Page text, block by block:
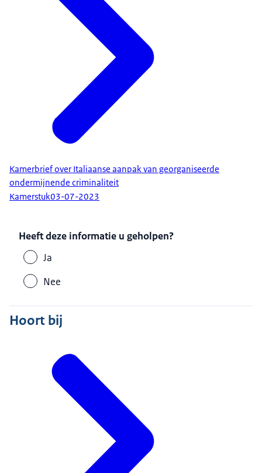
Kamerbrief over Italiaanse aanpak van georganiseerde
ondermijnende criminaliteit
Kamerstuk03-07-2023
Heeft deze informatie u geholpen?
Ja
Nee
Hoort bij